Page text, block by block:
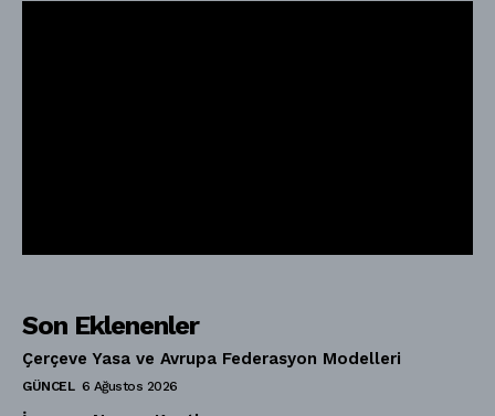
Son Eklenenler
Çerçeve Yasa ve Avrupa Federasyon Modelleri
GÜNCEL 6 Ağustos 2026